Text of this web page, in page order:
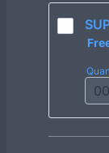
Free